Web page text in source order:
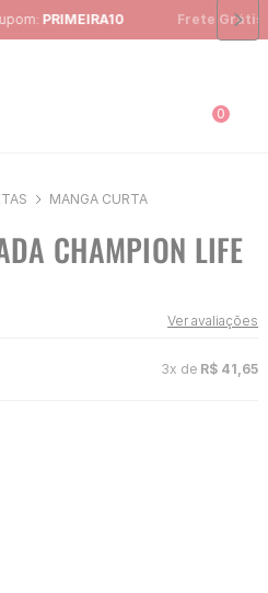
em pedidos acima de R$ 399,00
0
MANGA CURTA
CHAMPION LIFE
Ver avaliações
3x de R$ 41 65